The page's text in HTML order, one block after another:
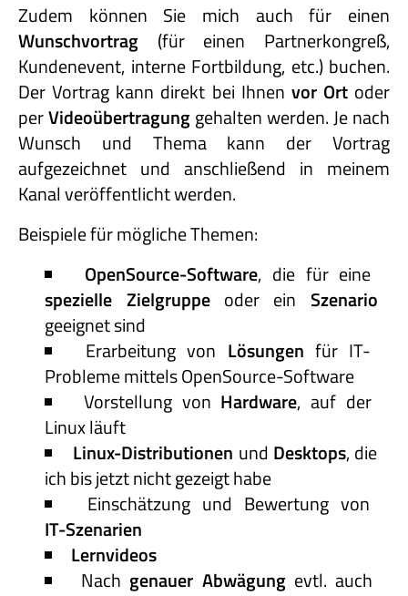
Zudem können Sie mich auch für einen
Wunschvortrag (für einen Partnerkongreß,
Kundenevent, interne Fortbildung, etc.) buchen.
Der Vortrag kann direkt bei Ihnen vor Ortoder
perVideoübertragunggehalten werden. Je nach
Wunsch und Thema kann der Vortrag
aufgezeichnet und anschließend in meinem
Kanal veröffentlicht werden.
Beispiele für mögliche Themen:
OpenSource-Software, die für eine
spezielle Zielgruppeoder ein Szenario
geeignet sind
Erarbeitung von Lösungen für IT-
Probleme mittels OpenSource-Software
Vorstellung von Hardware, auf der
Linux läuft
Linux-Distributionen und Desktops, die
ich bis jetzt nicht gezeigt habe
Einschätzung und Bewertung von
IT-Szenarien
Lernvideos
Nach genauer Abwägungevtl. auch